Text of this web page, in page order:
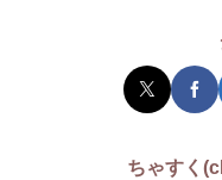
ちゃすく